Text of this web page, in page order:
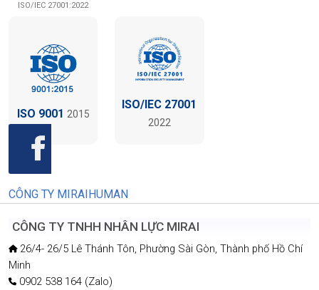
ISO/IEC 27001:2022
ISO 9001 2015
ISO/IEC 27001
2022
CÔNG TY MIRAIHUMAN
CÔNG TY TNHH NHÂN LỰC MIRAI
26/4- 26/5 Lê Thánh Tôn, Phường Sài Gòn, Thành phố Hồ Chí
Minh
0902 538 164 (Zalo)